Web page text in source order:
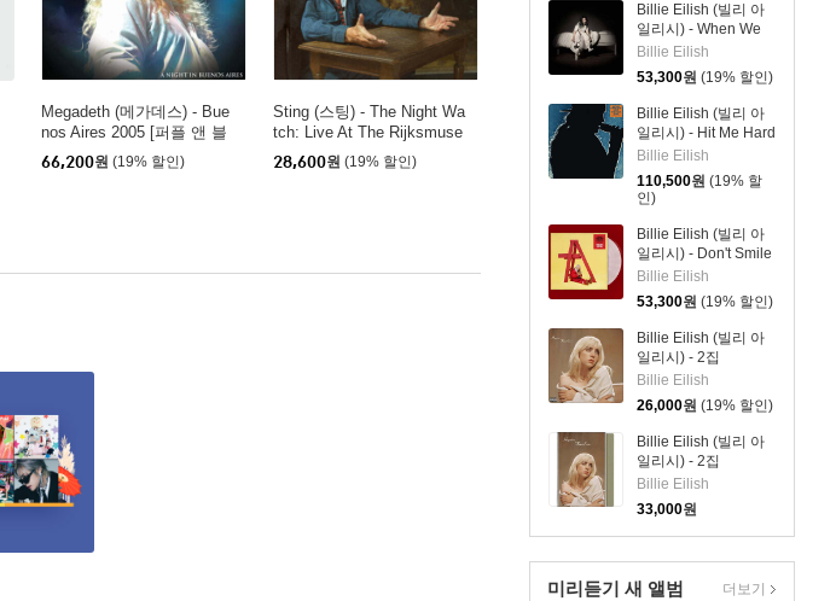
Billie Eilish (빌리 아
일리시) - When We
All Fall Asleep,
Where Do We Go?
[베이비블루 컬러
3LP]
Billie Eilish
53,300원 (19% 할인)
Billie Eilish (빌리 아
일리시) - Hit Me Hard
And Soft: THE TOUR
(Live) [컬러 3LP]
Billie Eilish
110,500원 (19% 할
인)
Billie Eilish (빌리 아
일리시) - Don't Smile
At Me [클리어 컬러
LP]
Billie Eilish
53,300원 (19% 할인)
Billie Eilish (빌리 아
일리시) - 2집
Happier Than Ever
Billie Eilish
26,000원 (19% 할인)
Billie Eilish (빌리 아
일리시) - 2집
Happier Than Ever
[카세트테이프]
Billie Eilish
33,000원
미리듣기 새 앨범 더보기
Megadeth (메가데스) - Bue
nos Aires 2005 [퍼플 앤 블
랙 스플래터 컬러 3LP]
66,200원 (19% 할인)
Sting (스팅) - The Night Wa
tch: Live At The Rijksmuse
um
28,600원 (19% 할인)